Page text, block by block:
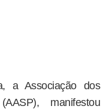
a Associação dos
manifestou